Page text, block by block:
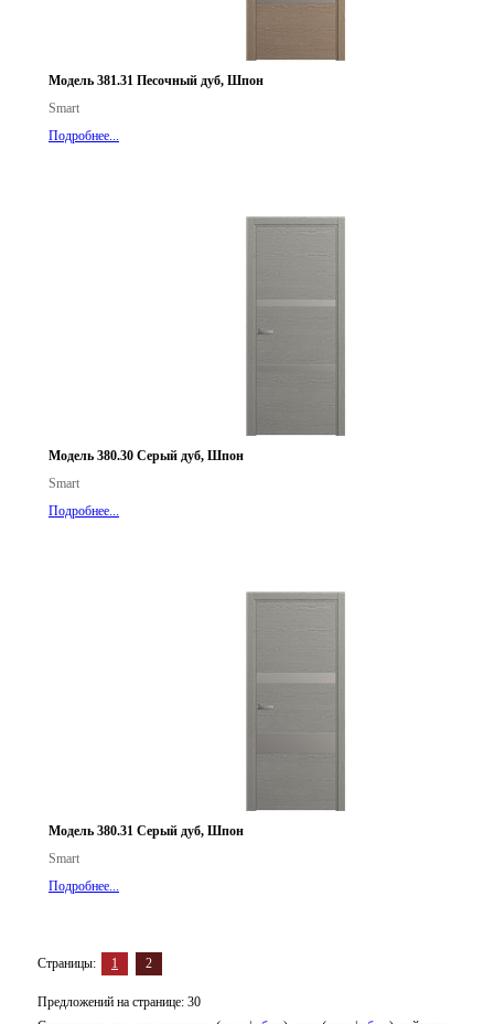
Модель 381.31 Песочный дуб, Шпон
Smart
Подробнее...
Модель 380.30 Серый дуб, Шпон
Smart
Подробнее...
Модель 380.31 Серый дуб, Шпон
Smart
Подробнее...
Страницы: 1 2
Предложений на странице: 30